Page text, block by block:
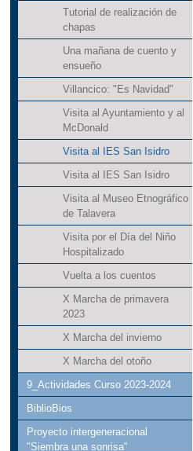
Tutorial de realización de
chapas
Una mañana de cuento y
ensueño
Villancico: "Es Navidad"
Visita al Ayuntamiento y al
McDonald
Visita al IES San Isidro
Visita al IES San Isidro
Visita al Museo Etnográfico
de Talavera
Visita por el Día del Niño
Hospitalizado
Vuelta a los cuentos
X Marcha de primavera
2023
X Marcha del invierno
X Marcha del otoño
9_Actividades Curso 2023-2024
BiblioBios
Proyecto intergeneracional
"Siembra una sonrisa"